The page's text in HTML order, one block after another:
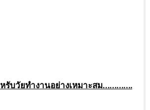
หรับวัยทำงานอย่างเหมาะสม………….